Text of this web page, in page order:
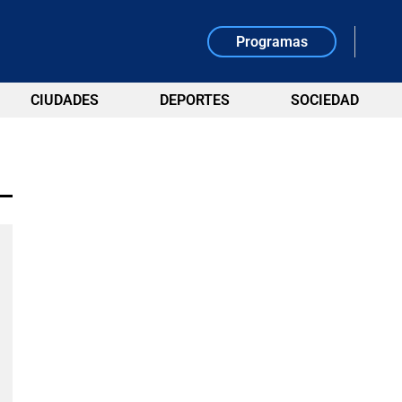
Programas
CIUDADES DEPORTES SOCIEDAD